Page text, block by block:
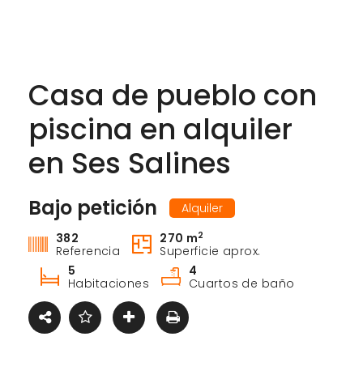
Casa de pueblo con
piscina en alquiler
en Ses Salines
Bajo petición
Alquiler
382
Referencia
270 m2
Superficie aprox.
5
Habitaciones
4
Cuartos de baño